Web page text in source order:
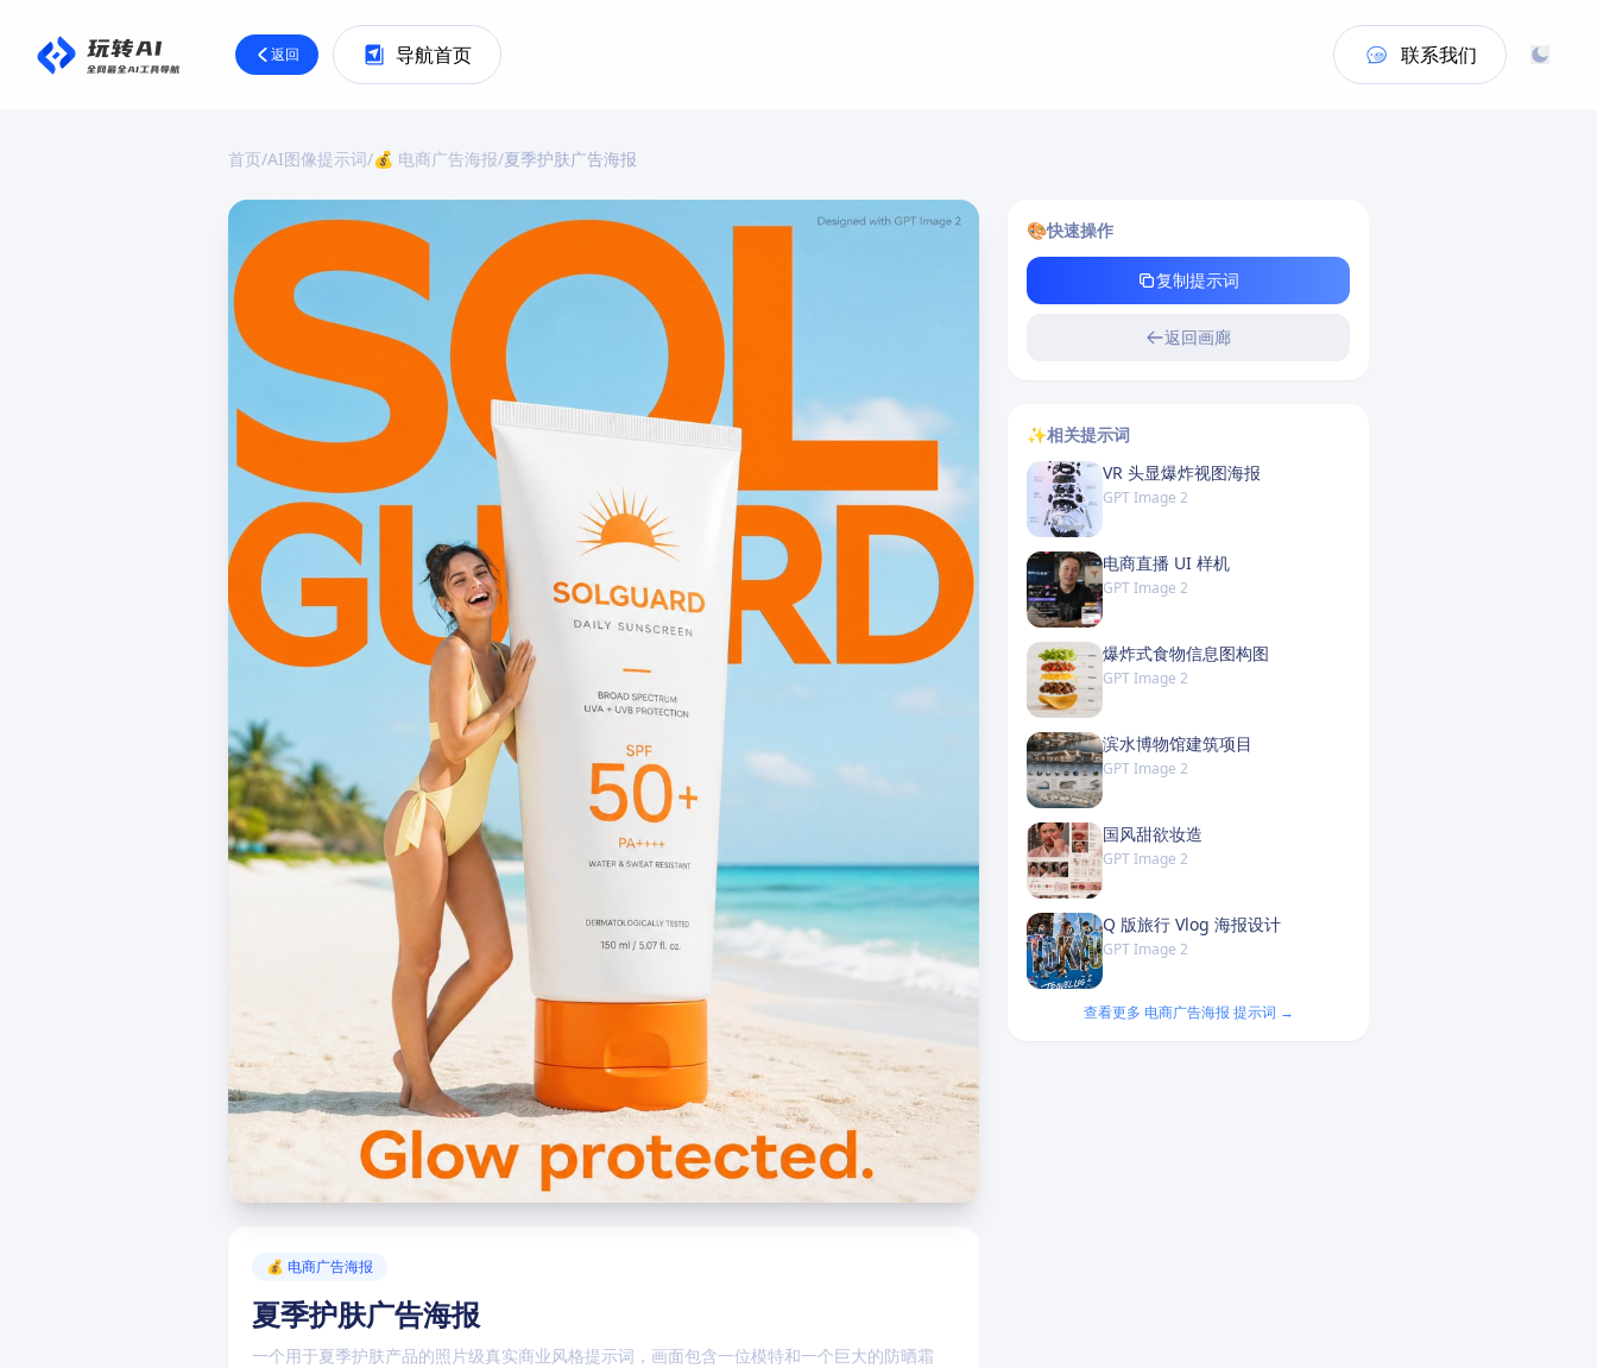
返回 导航首页 联系我们
首页/AI图像提示词/💰 电商广告海报/夏季护肤广告海报
💰 电商广告海报
夏季护肤广告海报
一个用于夏季护肤产品的照片级真实商业风格提示词，画面包含一位模特和一个巨大的防晒霜
🎨快速操作
复制提示词
返回画廊
✨相关提示词
VR 头显爆炸视图海报
GPT Image 2
电商直播 UI 样机
GPT Image 2
爆炸式食物信息图构图
GPT Image 2
滨水博物馆建筑项目
GPT Image 2
国风甜欲妆造
GPT Image 2
Q 版旅行 Vlog 海报设计
GPT Image 2
查看更多 电商广告海报 提示词 →